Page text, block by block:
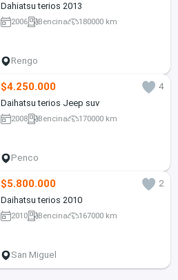
Dahiatsu terios 2013
2006 Bencina 180000 km
Rengo
$4.250.000
4
Daihatsu terios Jeep suv
2008 Bencina 170000 km
Penco
$5.800.000
2
Daihatsu terios 2010
2010 Bencina 167000 km
San Miguel